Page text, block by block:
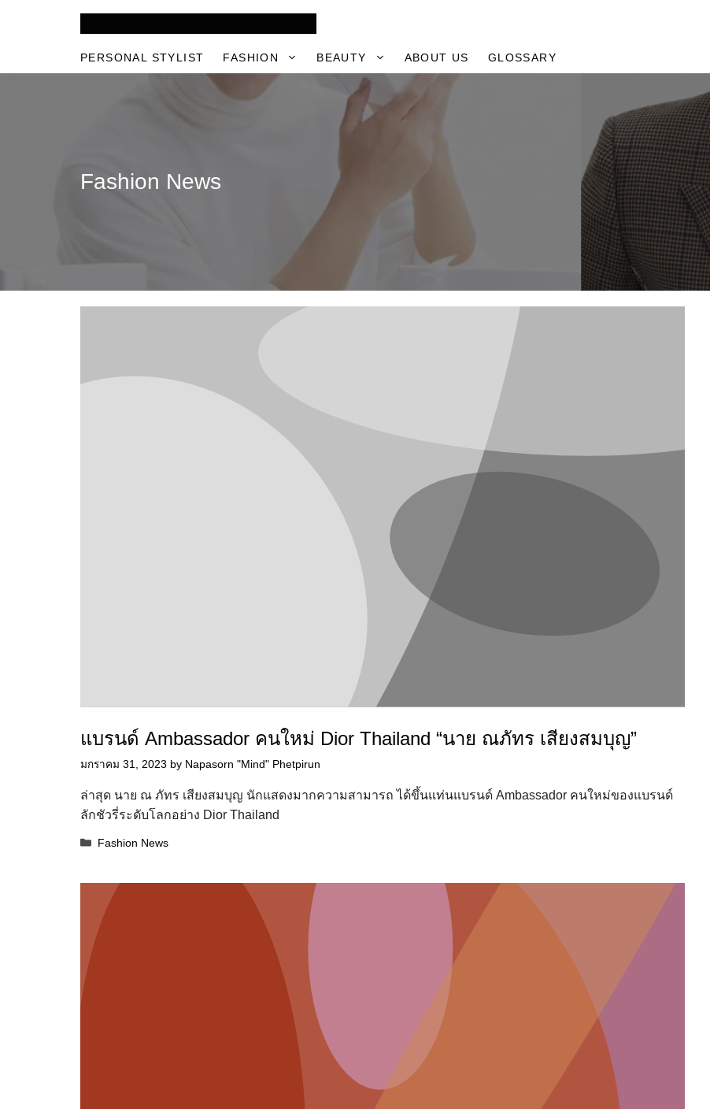
PERSONAL STYLIST FASHION BEAUTY ABOUT US GLOSSARY
Fashion News
แบรนด์ Ambassador คนใหม่ Dior Thailand “นาย ณภัทร เสียงสมบุญ”
มกราคม 31, 2023 by Napasorn "Mind" Phetpirun
ล่าสุด นาย ณ ภัทร เสียงสมบุญ นักแสดงมากความสามารถ ได้ขึ้นแท่นแบรนด์ Ambassador คนใหม่ของแบรนด์
ลักชัวรี่ระดับโลกอย่าง Dior Thailand
Categories
Fashion News